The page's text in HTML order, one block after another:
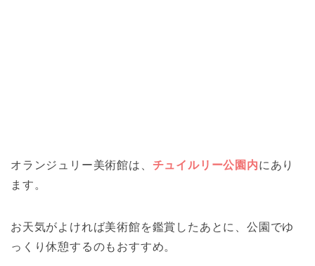
オランジュリー美術館は、 チュイルリー公園内にあり
ます。
お天気がよければ美術館を鑑賞したあとに、公園でゆ
っくり休憩するのもおすすめ。